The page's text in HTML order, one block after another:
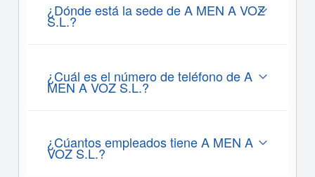
¿Dónde está la sede de A MEN A VOZ
S.L.?
¿Cuál es el número de teléfono de A
MEN A VOZ S.L.?
¿Cúantos empleados tiene A MEN A
VOZ S.L.?